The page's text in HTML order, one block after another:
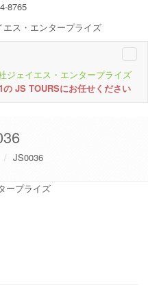
8765
ス・エンタープライズ
JS TOURSにお任せください
JS0036
ープライズ